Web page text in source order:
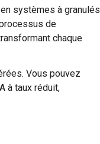
systèmes à granulés
de
chaque
Vous pouvez
à taux réduit,